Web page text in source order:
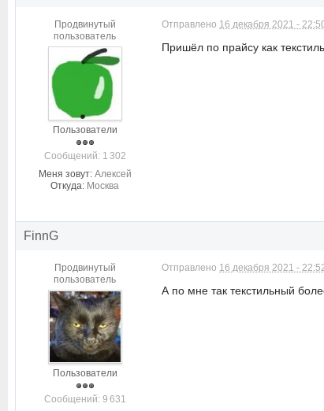
Продвинутый
пользователь
Пользователи
Cообщений: 1 302
Меня зовут: Алексей
Откуда: Москва
Отправлено 16 декабря 2021 -
Пришёл по прайсу как
FinnG
Продвинутый
пользователь
Пользователи
Cообщений: 9 631
Отправлено 16 декабря 2021 -
А по мне так текстильный